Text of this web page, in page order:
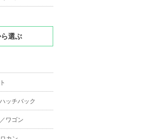
選ぶ
ッチバック
ワゴン